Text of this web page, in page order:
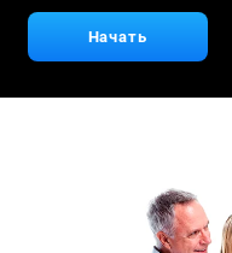
Начать